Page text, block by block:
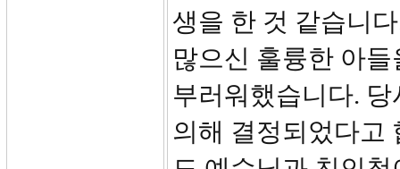
생을 한 것 같습니
많으신 훌륭한 아
부러워했습니다.
의해 결정되었다고